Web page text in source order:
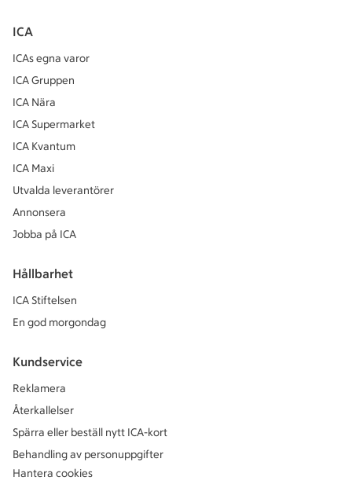
ICA
ICAs egna varor
ICA Gruppen
ICA Nära
ICA Supermarket
ICA Kvantum
ICA Maxi
Utvalda leverantörer
Annonsera
Jobba på ICA
Hållbarhet
ICA Stiftelsen
En god morgondag
Kundservice
Reklamera
Återkallelser
Spärra eller beställ nytt ICA-kort
Behandling av personuppgifter
Hantera cookies